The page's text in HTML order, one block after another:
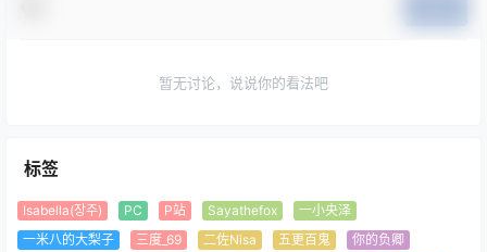
暂无讨论，说说你的看法吧
标签
Isabella(장주) PC P站 Sayathefox
一小央泽
一米八的大梨子
三度_69 二佐Nisa 五更百鬼
你的负卿